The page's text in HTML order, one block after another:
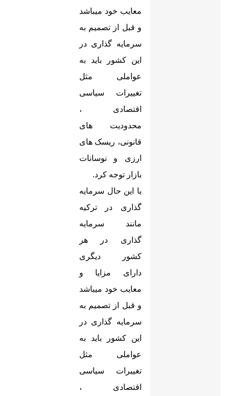
معایب خود میباشد
و قبل از تصمیم به
سرمایه گذاری در
این کشور باید به
عواملی مثل
تغییرات سیاسی
اقتصادی ،
محدودیت های
قانونی، ریسک های
ارزی و نوسانات
بازار توجه کرد.
با این حال سرمایه
گذاری در ترکیه
مانند سرمایه
گذاری در هر
کشور دیگری
دارای مزایا و
معایب خود میباشد
و قبل از تصمیم به
سرمایه گذاری در
این کشور باید به
عواملی مثل
تغییرات سیاسی
اقتصادی ،